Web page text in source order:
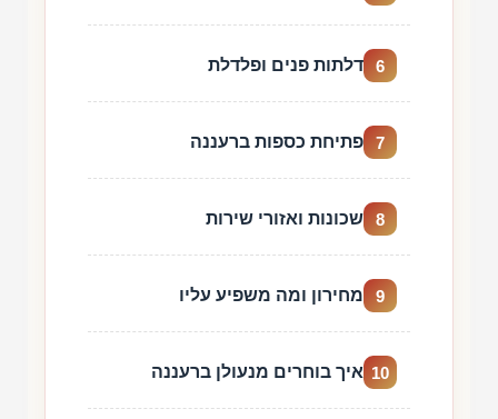
6 דלתות פנים ופלדלת
7 פתיחת כספות ברעננה
8 שכונות ואזורי שירות
9 מחירון ומה משפיע עליו
10 איך בוחרים מנעולן ברעננה